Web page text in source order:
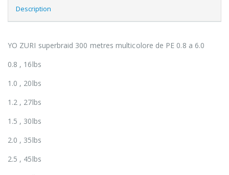
Description
YO ZURI superbraid 300 metres multicolore de PE 0.8 a 6.0
0.8 , 16lbs
1.0 , 20lbs
1.2 , 27lbs
1.5 , 30lbs
2.0 , 35lbs
2.5 , 45lbs